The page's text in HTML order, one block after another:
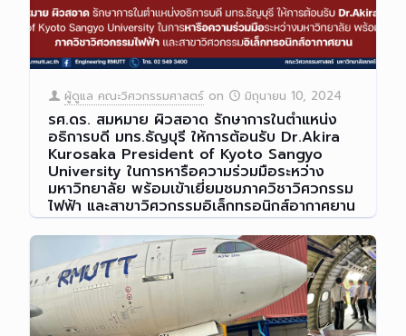
ผู้ดูแล คณะวิศวกรรมศาสตร์ on มิถุนายน 10, 2024
รศ.ดร. สมหมาย ผิวสอาด รักษาการในตำแหน่ง
อธิการบดี มทร.ธัญบุรี ให้การต้อนรับ Dr.Akira
Kurosaka President of Kyoto Sangyo
University ในการหารือความร่วมมือระหว่าง
มหาวิทยาลัย พร้อมเข้าเยี่ยมชมภาควิชาวิศวกรรม
ไฟฟ้า และสาขาวิศวกรรมอิเล็กทรอนิกส์อากาศยาน
รศ.ดร.สมหมาย ผิวสอาด รักษา[…]
Read more